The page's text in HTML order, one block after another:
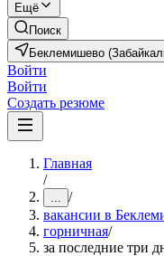
Ещё
Поиск
Беклемишево
Войти
Войти
Создать резюме
Главная
/
... /
вакансии в
горничная/
за последние три